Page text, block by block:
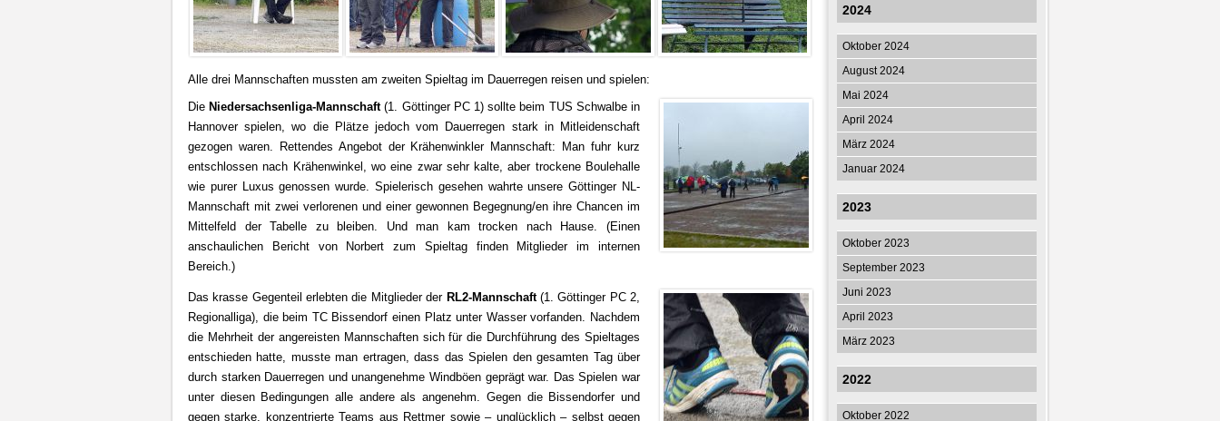
Alle drei Mannschaften mussten am zweiten Spieltag im Dauerregen reisen und spielen:
Die Niedersachsenliga-Mannschaft(1. Göttinger PC 1) sollte beim TUS Schwalbe in
Hannover spielen, wo die Plätze jedoch vom Dauerregen stark in Mitleidenschaft
gezogen waren. Rettendes Angebot der Krähenwinkler Mannschaft: Man fuhr kurz
entschlossen nach Krähenwinkel, wo eine zwar sehr kalte, aber trockene Boulehalle
wie purer Luxus genossen wurde. Spielerisch gesehen wahrte unsere Göttinger NL-
Mannschaft mit zwei verlorenen und einer gewonnen Begegnung/en ihre Chancen im
Mittelfeld der Tabelle zu bleiben. Und man kam trocken nach Hause. (Einen
anschaulichen Bericht von Norbert zum Spieltag finden Mitglieder im internen
Bereich.)
Das krasse Gegenteil erlebten die Mitglieder der RL2-Mannschaft (1. Göttinger PC 2,
Regionalliga), die beim TC Bissendorf einen Platz unter Wasser vorfanden. Nachdem
die Mehrheit der angereisten Mannschaften sich für die Durchführung des Spieltages
entschieden hatte, musste man ertragen, dass das Spielen den gesamten Tag über
durch starken Dauerregen und unangenehme Windböen geprägt war. Das Spielen war
unter diesen Bedingungen alle andere als angenehm. Gegen die Bissendorfer und
gegen starke, konzentrierte Teams aus Rettmer sowie – unglücklich – selbst gegen
2024
Oktober 2024
August 2024
Mai 2024
April 2024
März 2024
Januar 2024
2023
Oktober 2023
September 2023
Juni 2023
April 2023
März 2023
2022
Oktober 2022